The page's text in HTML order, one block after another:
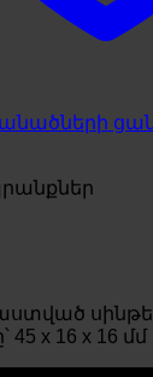
x 16 x 16 մմ